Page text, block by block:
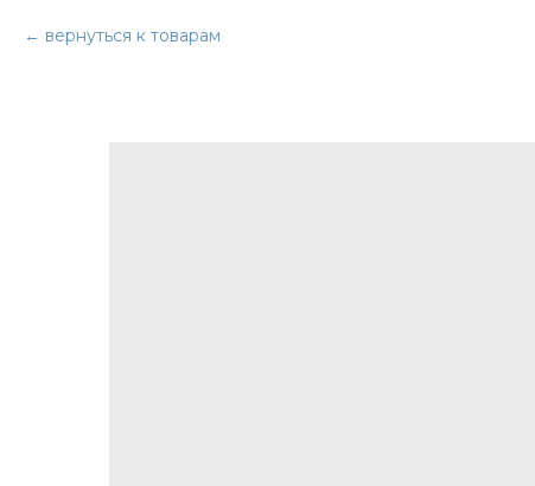
вернуться к товарам